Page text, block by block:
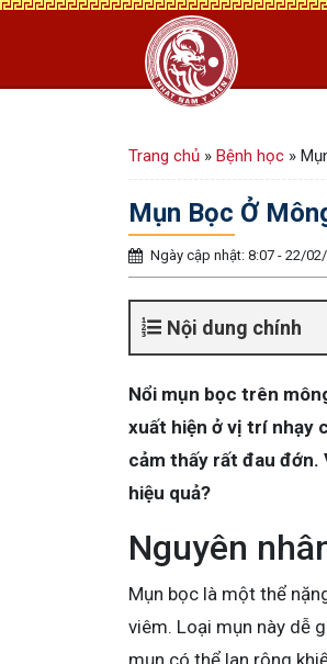
Trang chủ » Bệnh học »
Mụn Bọc Ở
Ngày cập nhật: 8:07 - 22/
Nội dung chính
Nổi mụn bọc trên
xuất hiện ở vị trí nhạy
cảm thấy rất đau đớn.
hiệu quả?
Nguyên
Mụn bọc là một thể
viêm. Loại mụn này dễ
mụn có thể lan rộng